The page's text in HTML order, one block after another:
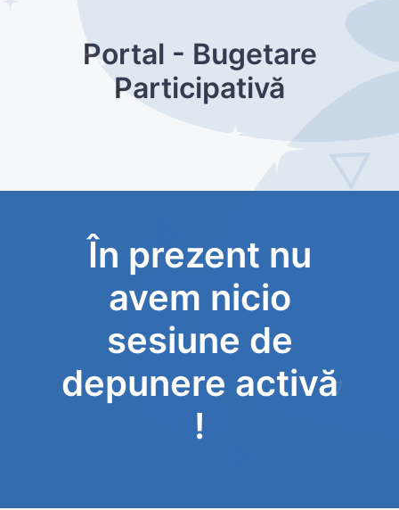
Portal - Bugetare
Participativă
În prezent nu
avem nicio
sesiune de
depunere activă
!